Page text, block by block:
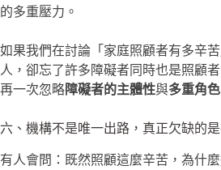
的多重壓力。
如果我們在討論「家庭照顧者有多辛
人，卻忘了許多障礙者同時也是照顧
再一次忽略障礙者的主體性與多重角色
六、機構不是唯一出路，真正欠缺的
有人會問：既然照顧這麼辛苦，為什